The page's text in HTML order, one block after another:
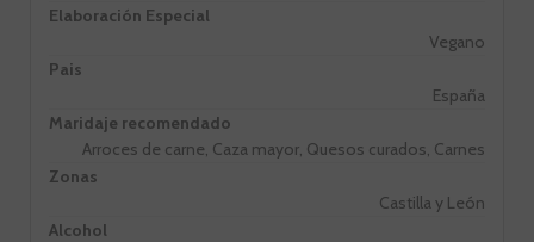
Elaboración Especial
Vegano
Pais
España
Maridaje recomendado
Arroces de carne, Caza mayor, Quesos curados, Carnes
Zonas
Castilla y León
Alcohol